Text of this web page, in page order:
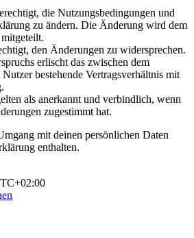
die Nutzungsbedingungen und
zu ändern. Die Änderung wird dem
den Änderungen zu widersprechen.
erlischt das zwischen dem
bestehende Vertragsverhältnis mit
als anerkannt und verbindlich, wenn
zugestimmt hat.
mit deinen persönlichen Daten
enthalten.